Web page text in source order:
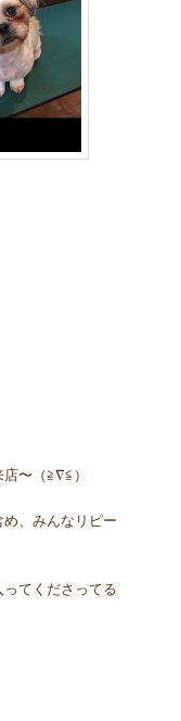
〜（≧∇≦）
、みんなリピー
てくださってる